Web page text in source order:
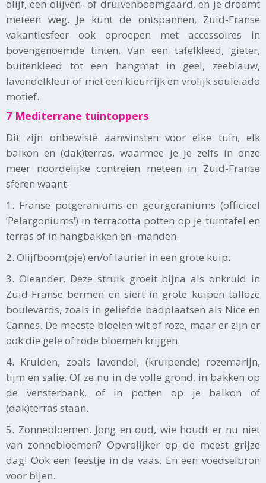
olijf, een olijven- of druivenboomgaard, en je droomt
meteen weg. Je kunt de ontspannen, Zuid-Franse
vakantiesfeer ook oproepen met accessoires in
bovengenoemde tinten. Van een tafelkleed, gieter,
buitenkleed tot een hangmat in geel, zeeblauw,
lavendelkleur of met een kleurrijk en vrolijk souleiado
motief.
7 Mediterrane tuintoppers
Dit zijn onbewiste aanwinsten voor elke tuin, elk
balkon en (dak)terras, waarmee je je zelfs in onze
meer noordelijke contreien meteen in Zuid-Franse
sferen waant:
1. Franse potgeraniums en geurgeraniums (officieel
‘Pelargoniums’) in terracotta potten op je tuintafel en
terras of in hangbakken en -manden.
2. Olijfboom(pje) en/of laurier in een grote kuip.
3. Oleander. Deze struik groeit bijna als onkruid in
Zuid-Franse bermen en siert in grote kuipen talloze
boulevards, zoals in geliefde badplaatsen als Nice en
Cannes. De meeste bloeien wit of roze, maar er zijn er
ook die gele of rode bloemen krijgen.
4. Kruiden, zoals lavendel, (kruipende) rozemarijn,
tijm en salie. Of ze nu in de volle grond, in bakken op
de vensterbank, of in potten op je balkon of
(dak)terras staan.
5. Zonnebloemen. Jong en oud, wie houdt er nu niet
van zonnebloemen? Opvrolijker op de meest grijze
dag! Ook een feestje in de vaas. En een voedselbron
voor bijen.